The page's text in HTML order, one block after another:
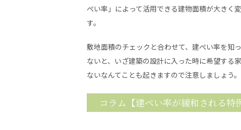
ぺい率」によって活用できる建物面積が大きく
す。
敷地面積のチェックと合わせて、建ぺい率を知
ないと、いざ建築の設計に入った時に希望する
ないなんてことも起きますので注意しましょう。
コラム【建ぺい率が緩和される特